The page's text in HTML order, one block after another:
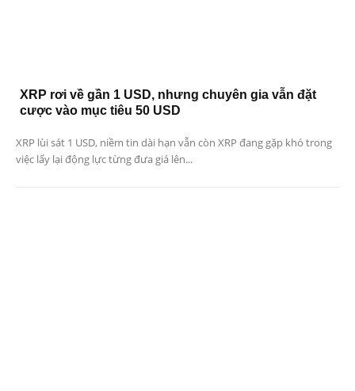
XRP rơi về gần 1 USD, nhưng chuyên gia vẫn đặt
cược vào mục tiêu 50 USD
XRP lùi sát 1 USD, niềm tin dài hạn vẫn còn XRP đang gặp khó trong
việc lấy lại động lực từng đưa giá lên...